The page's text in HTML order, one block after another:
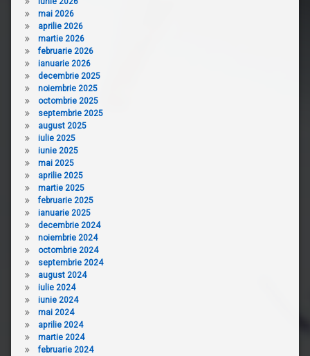
mai 2026
aprilie 2026
martie 2026
februarie 2026
ianuarie 2026
decembrie 2025
noiembrie 2025
octombrie 2025
septembrie 2025
august 2025
iulie 2025
iunie 2025
mai 2025
aprilie 2025
martie 2025
februarie 2025
ianuarie 2025
decembrie 2024
noiembrie 2024
octombrie 2024
septembrie 2024
august 2024
iulie 2024
iunie 2024
mai 2024
aprilie 2024
martie 2024
februarie 2024